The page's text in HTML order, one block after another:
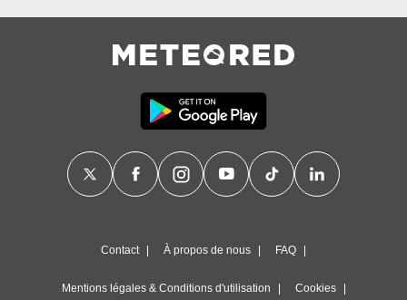
Contact À propos de nous FAQ
Mentions légales & Conditions d'utilisation Cookies